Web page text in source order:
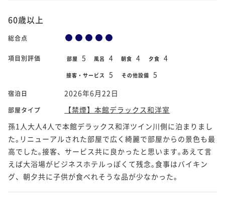
60歳以上
総合点
項目別評価 部屋 5 風呂 4 朝食 4 夕食 4
接客・サービス 5 その他設備 5
宿泊日 2026年6月22日
部屋タイプ
【禁煙】本館デラックス和洋室
孫1人大人4人で本館デラックス和洋ツイン川側に泊まりまし
た｡リニューアルされた部屋で広く綺麗で部屋からの景色も最
高でした｡接客、サービス共に良かったと思います｡あえて言
えば大浴場がビジネスホテルっぽくて残念｡食事はバイキン
グ、朝夕共に子供が食べれそうな品が少なかった｡